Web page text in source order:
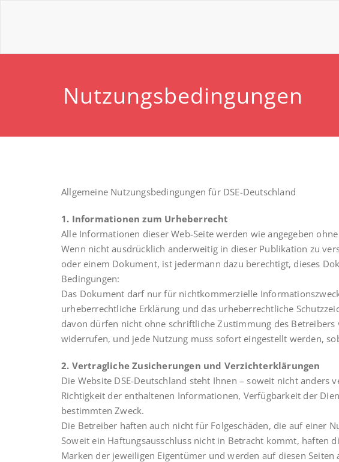
Nutzungsbedingungen
Allgemeine Nutzungsbedingungen für DSE-Deutschland
1. Informationen zum Urheberrecht
Alle Informationen dieser Web-Seite werden wie angegeben
Wenn nicht ausdrücklich anderweitig in dieser Publikation zu
oder einem Dokument, ist jedermann dazu berechtigt, dieses
Bedingungen:
Das Dokument darf nur für nichtkommerzielle
urheberrechtliche Erklärung und das urheberrechtliche
davon dürfen nicht ohne schriftliche Zustimmung des
widerrufen, und jede Nutzung muss sofort eingestellt werden,
2. Vertragliche Zusicherungen und Verzichterklärungen
Die Website DSE-Deutschland steht Ihnen – soweit nicht
Richtigkeit der enthaltenen Informationen, Verfügbarkeit der
bestimmten Zweck.
Die Betreiber haften auch nicht für Folgeschäden, die auf einer
Soweit ein Haftungsausschluss nicht in Betracht kommt, haften
Marken der jeweiligen Eigentümer und werden auf diesen